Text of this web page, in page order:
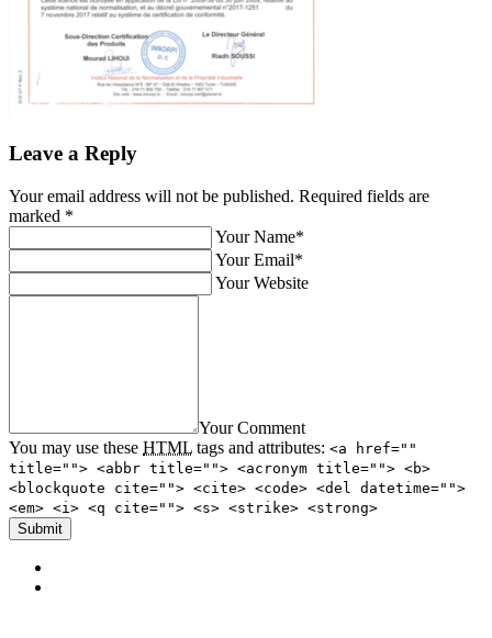
Leave a Reply
Your email address will not be published. Required fields are
marked *
Your Name*
Your Email*
Your Website
Your Comment
You may use these HTML tags and attributes: <a href=""
title=""> <abbr title=""> <acronym title=""> <b>
<blockquote cite=""> <cite> <code> <del datetime="">
<em> <i> <q cite=""> <s> <strike> <strong>